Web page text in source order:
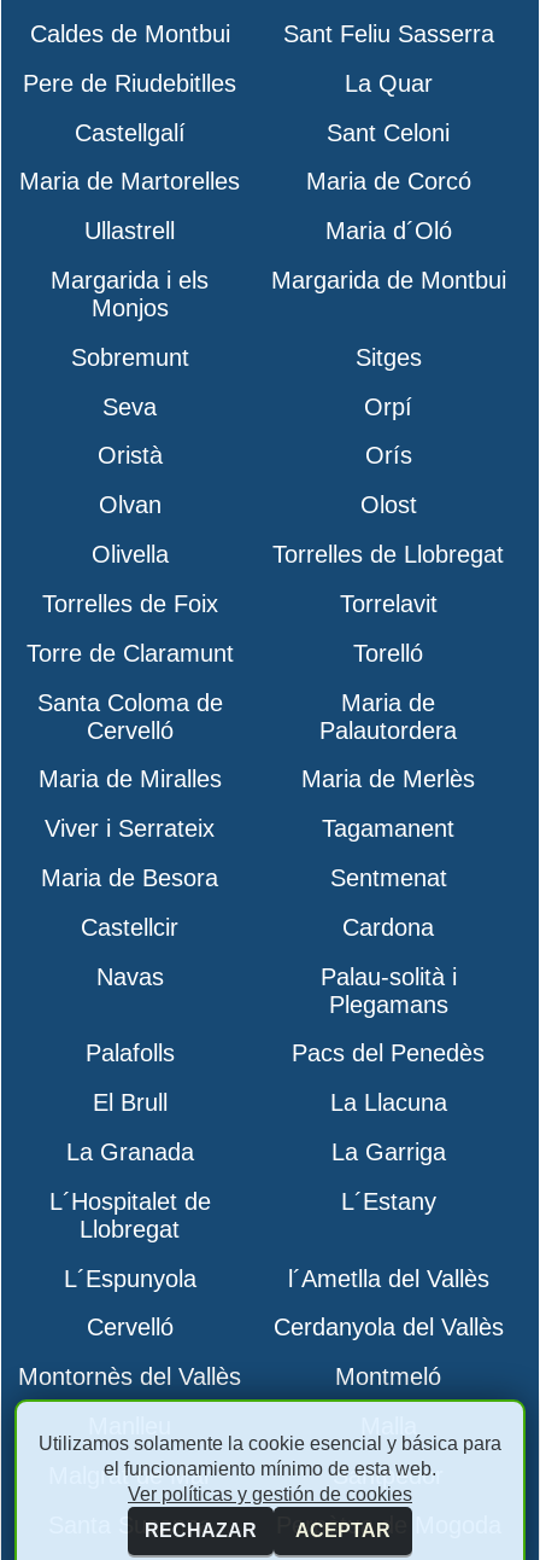
Caldes de Montbui
Sant Feliu Sasserra
Pere de Riudebitlles
La Quar
Castellgalí
Sant Celoni
Maria de Martorelles
Maria de Corcó
Ullastrell
Maria d´Oló
Margarida i els
Monjos
Margarida de Montbui
Sobremunt
Sitges
Seva
Orpí
Oristà
Orís
Olvan
Olost
Olivella
Torrelles de Llobregat
Torrelles de Foix
Torrelavit
Torre de Claramunt
Torelló
Santa Coloma de
Cervelló
Maria de
Palautordera
Maria de Miralles
Maria de Merlès
Viver i Serrateix
Tagamanent
Maria de Besora
Sentmenat
Castellcir
Cardona
Navas
Palau-solità i
Plegamans
Palafolls
Pacs del Penedès
El Brull
La Llacuna
La Granada
La Garriga
L´Hospitalet de
Llobregat
L´Estany
L´Espunyola
l´Ametlla del Vallès
Cervelló
Cerdanyola del Vallès
Montornès del Vallès
Montmeló
Malgrat de Mar
Santpedor
Santa Susanna
Perpètua de Mogoda
Utilizamos solamente la cookie esencial y básica para
el funcionamiento mínimo de esta web.
Ver políticas y gestión de cookies
RECHAZAR
ACEPTAR